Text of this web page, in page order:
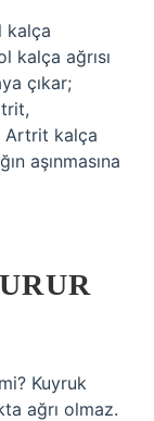
kalça
kalça ağrısı
çıkar;
Artrit kalça
aşınmasına
Kuyruk
ağrı olmaz.